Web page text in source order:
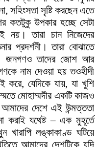
সহিংসতা সৃষ্টি করছেন এতে
কতটুকু উপকার হচ্ছে সেটা
নয়। তারা চান নিজেদের
প্রদর্শনী। তারা বোঝাতে
জনগণও তাদের জোশ আর
নাম দেওয়া হয় তওহীদী
যেদিকে যায়, যা খুশি
মোহাম্মদীর একটি কাজও
দেশে এই উন্মত্ততা
করাই যথেষ্ট – এক মুহূর্তে
খারাপি লঙ্কাকাণ্ড ঘটিয়ে
আমাদের দেশটিকে যদি